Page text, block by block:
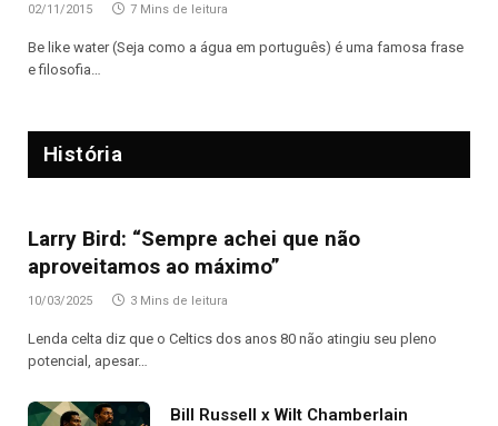
02/11/2015 7 Mins de leitura
Be like water (Seja como a água em português) é uma famosa frase
e filosofia…
História
Larry Bird: “Sempre achei que não
aproveitamos ao máximo”
10/03/2025 3 Mins de leitura
Lenda celta diz que o Celtics dos anos 80 não atingiu seu pleno
potencial, apesar…
Bill Russell x Wilt Chamberlain